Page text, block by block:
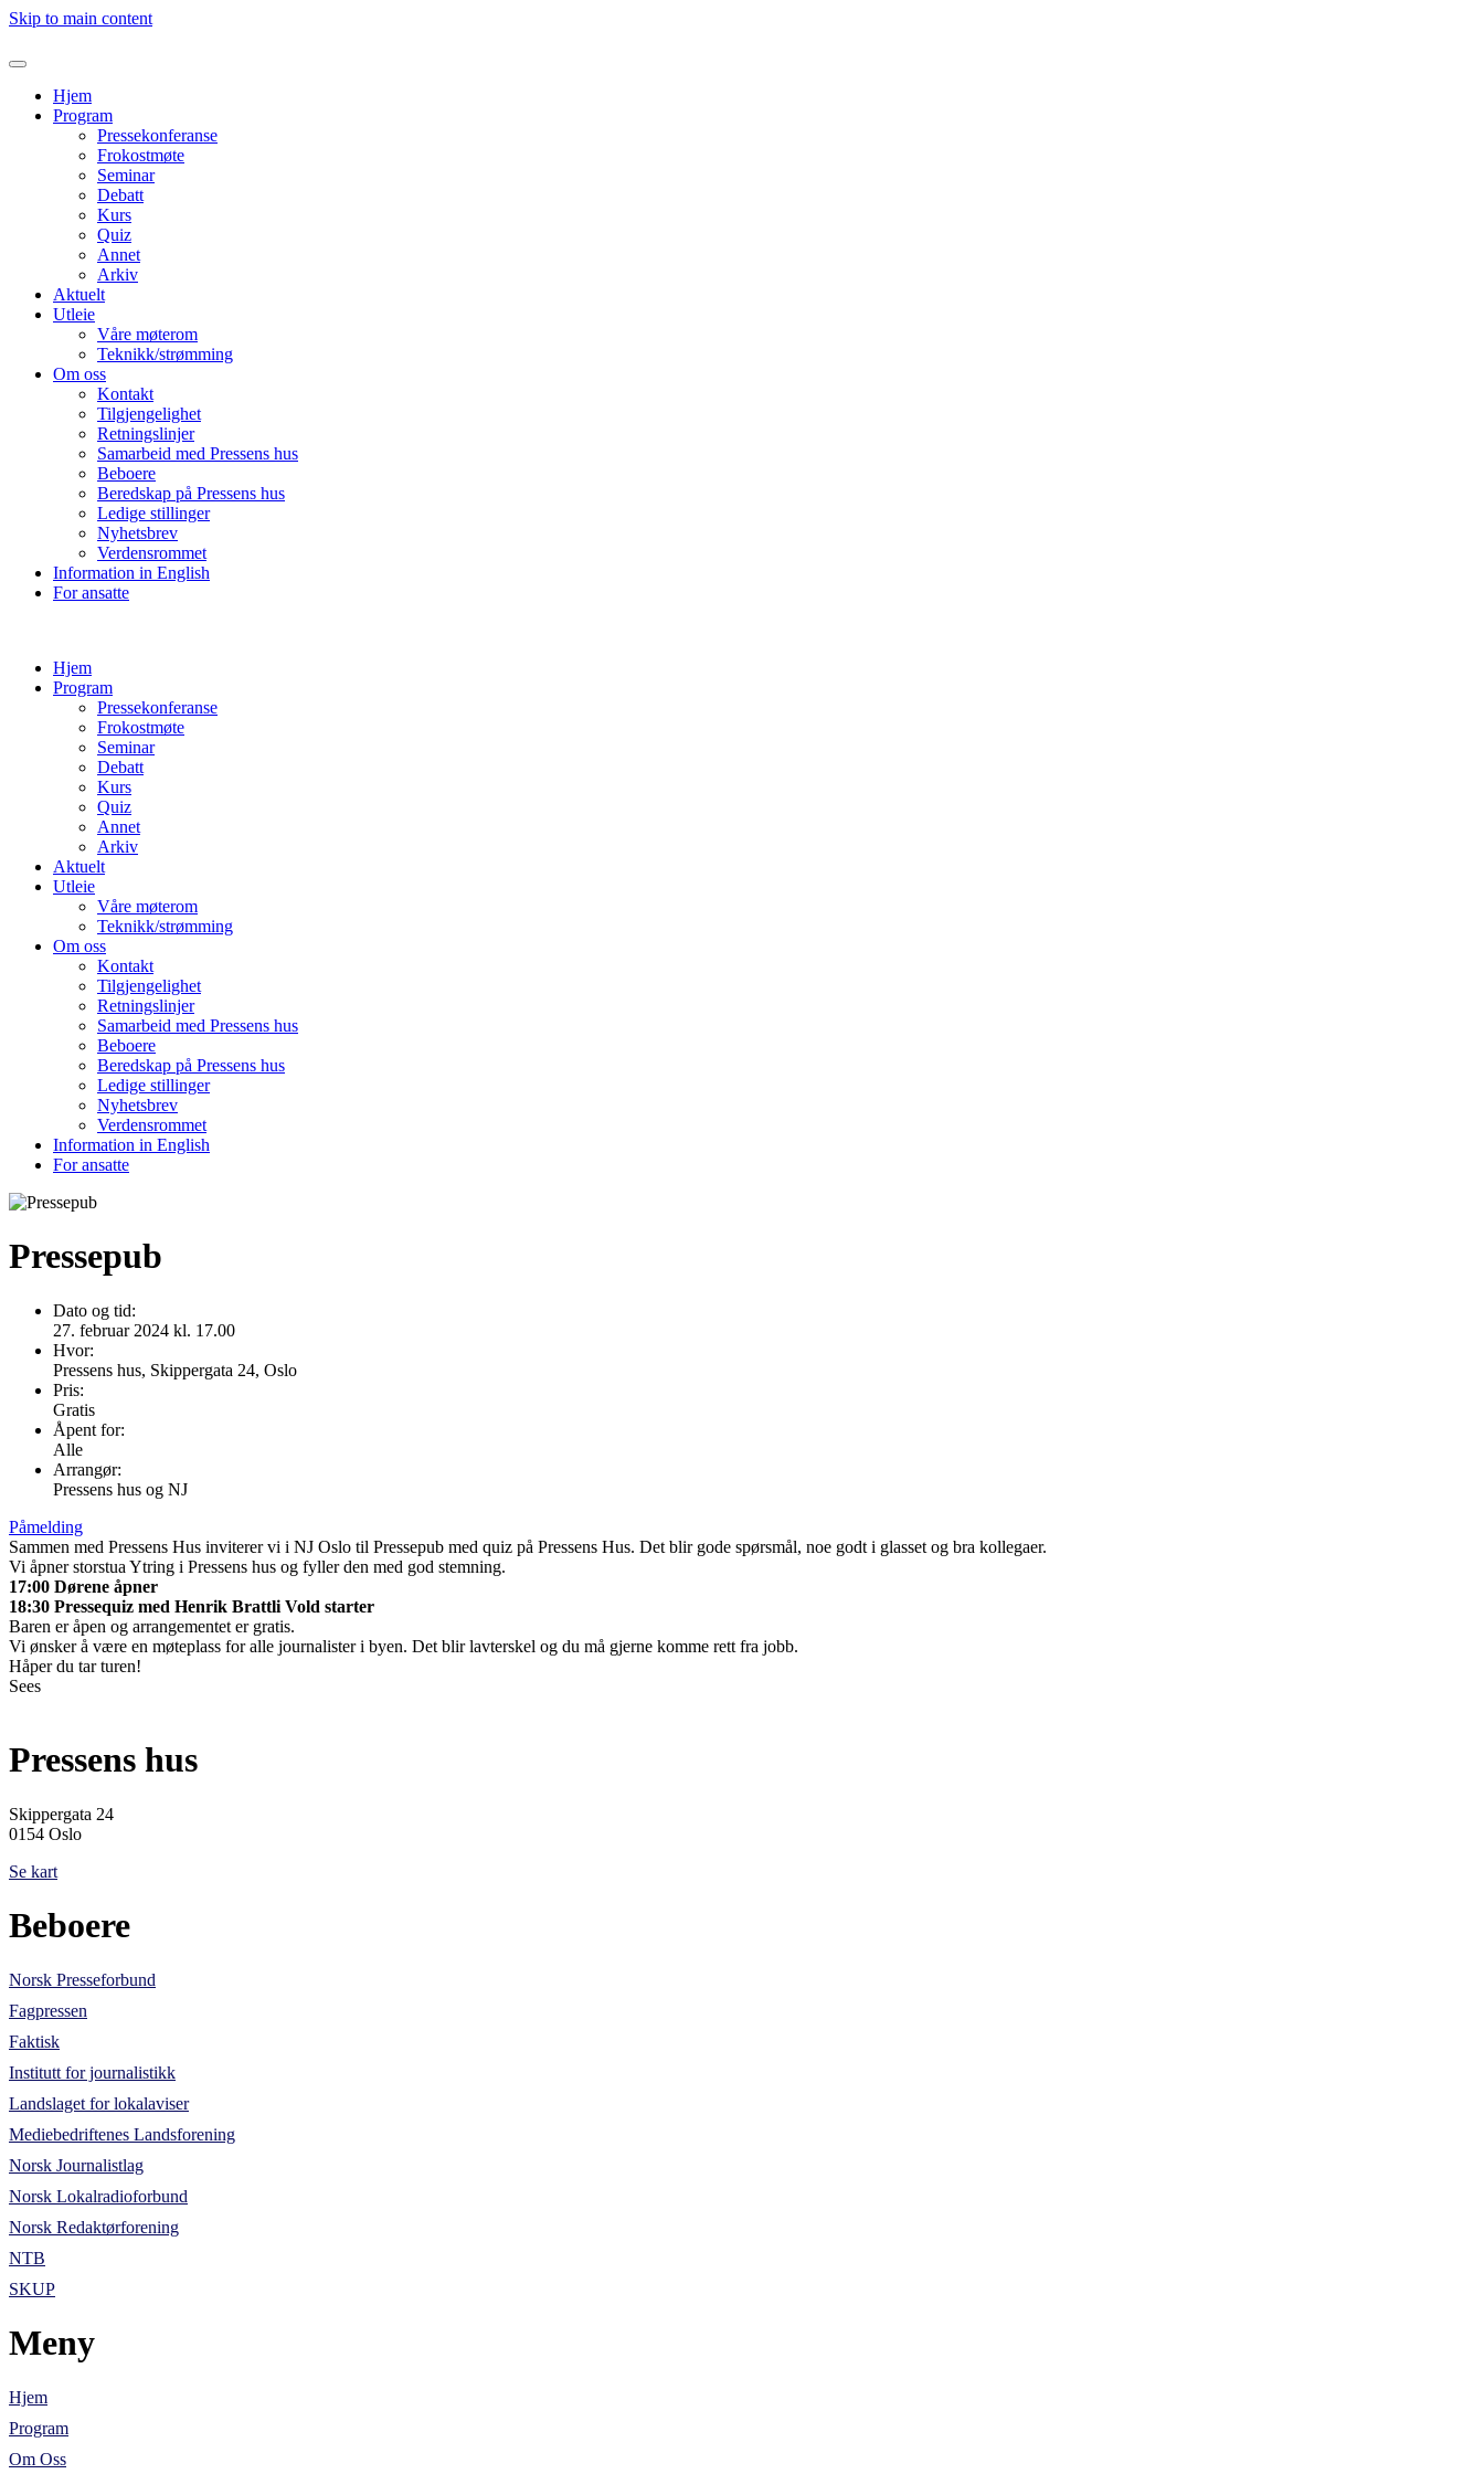
Skip to main content
Hjem
Program
Pressekonferanse
Frokostmøte
Seminar
Debatt
Kurs
Quiz
Annet
Arkiv
Aktuelt
Utleie
Våre møterom
Teknikk/strømming
Om oss
Kontakt
Tilgjengelighet
Retningslinjer
Samarbeid med Pressens hus
Beboere
Beredskap på Pressens hus
Ledige stillinger
Nyhetsbrev
Verdensrommet
Information in English
For ansatte
Hjem
Program
Pressekonferanse
Frokostmøte
Seminar
Debatt
Kurs
Quiz
Annet
Arkiv
Aktuelt
Utleie
Våre møterom
Teknikk/strømming
Om oss
Kontakt
Tilgjengelighet
Retningslinjer
Samarbeid med Pressens hus
Beboere
Beredskap på Pressens hus
Ledige stillinger
Nyhetsbrev
Verdensrommet
Information in English
For ansatte
Pressepub
Dato og tid:
27. februar 2024 kl. 17.00
Hvor:
Pressens hus, Skippergata 24, Oslo
Pris:
Gratis
Åpent for:
Alle
Arrangør:
Pressens hus og NJ
Påmelding
Sammen med Pressens Hus inviterer vi i NJ Oslo til Pressepub med quiz på Pressens Hus. Det blir gode spørsmål, noe godt i glasset og bra kollegaer.
Vi åpner storstua Ytring i Pressens hus og fyller den med god stemning.
17:00 Dørene åpner
18:30 Pressequiz med Henrik Brattli Vold starter
Baren er åpen og arrangementet er gratis.
Vi ønsker å være en møteplass for alle journalister i byen. Det blir lavterskel og du må gjerne komme rett fra jobb.
Håper du tar turen!
Sees
Pressens hus
Skippergata 24
0154 Oslo
Se kart
Beboere
Norsk Presseforbund
Fagpressen
Faktisk
Institutt for journalistikk
Landslaget for lokalaviser
Mediebedriftenes Landsforening
Norsk Journalistlag
Norsk Lokalradioforbund
Norsk Redaktørforening
NTB
SKUP
Meny
Hjem
Program
Om Oss